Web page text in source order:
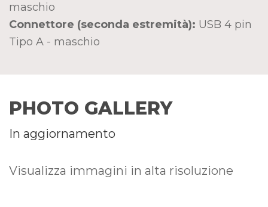
maschio
Connettore (seconda estremità): USB 4 pin
Tipo A - maschio
PHOTO GALLERY
In aggiornamento
Visualizza immagini in alta risoluzione